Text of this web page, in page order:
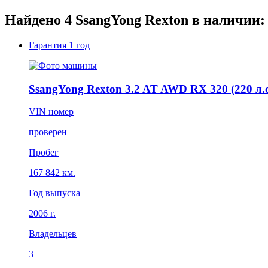
Найдено 4 SsangYong Rexton в наличии:
Гарантия 1 год
SsangYong Rexton 3.2 AT AWD RX 320 (220
VIN номер
проверен
Пробег
167 842 км.
Год выпуска
2006 г.
Владельцев
3